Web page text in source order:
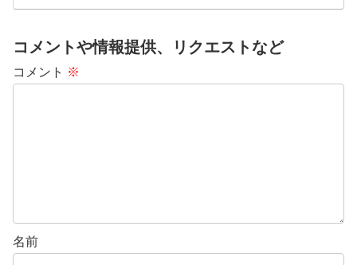
コメントや情報提供、リクエストなど
コメント ※
名前